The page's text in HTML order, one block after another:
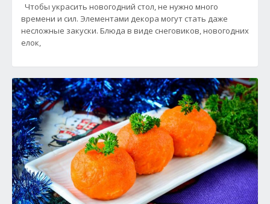
Чтобы украсить новогодний стол, не нужно много
времени и сил. Элементами декора могут стать даже
несложные закуски. Блюда в виде снеговиков, новогодних
елок,